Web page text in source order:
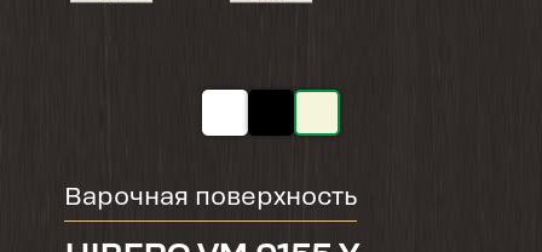
Варочная поверхность